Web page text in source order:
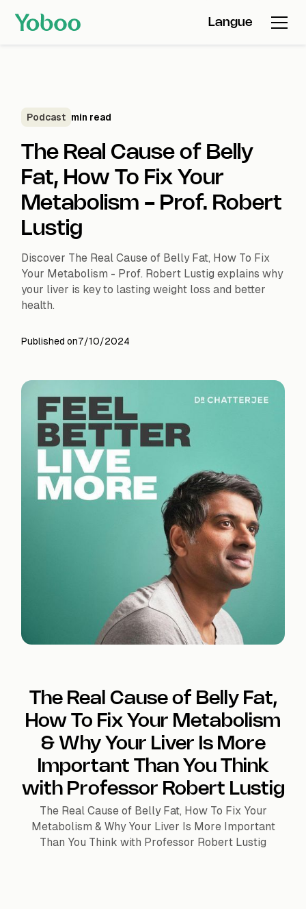
Langue
Podcast min read
The Real Cause of Belly
Fat, How To Fix Your
Metabolism - Prof. Robert
Lustig
Discover The Real Cause of Belly Fat, How To Fix
Your Metabolism - Prof. Robert Lustig explains why
your liver is key to lasting weight loss and better
health.
Published on7/10/2024
The Real Cause of Belly Fat,
How To Fix Your Metabolism
& Why Your Liver Is More
Important Than You Think
with Professor Robert Lustig
The Real Cause of Belly Fat, How To Fix Your
Metabolism & Why Your Liver Is More Important
Than You Think with Professor Robert Lustig